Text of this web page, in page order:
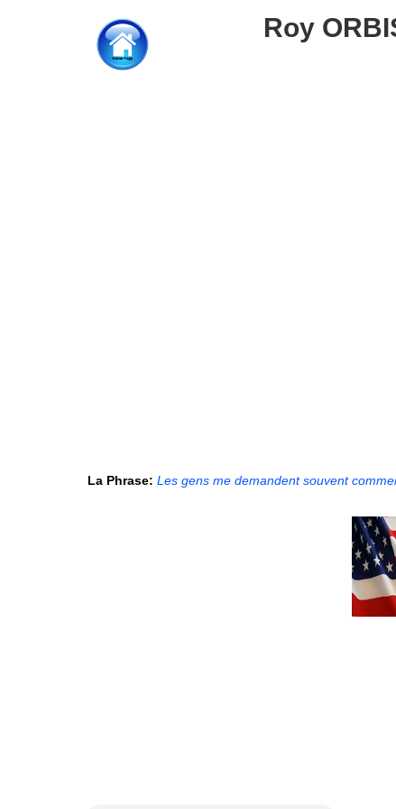
Roy
La Phrase: Les gens me demandent souvent